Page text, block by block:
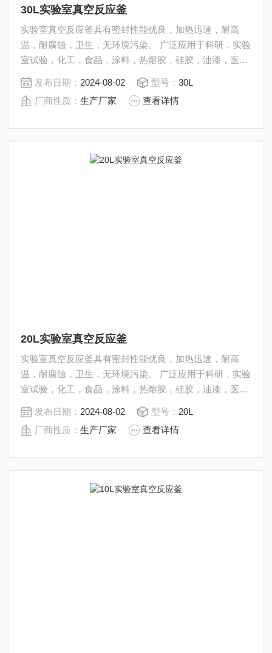
30L实验室真空反应釜
实验室真空反应釜具有密封性能优良，加热迅速，耐高
温，耐腐蚀，卫生，无环境污染。 广泛应用于科研，实验
室试验，化工，食品，涂料，热熔胶，硅胶，油漆，医
药，石油化工生产中的反应，蒸发，合成，聚合，皂化，
磺化，氯化，硝化等工艺过程的压力容器。 内表面采用镜
面抛光，确保卫生洁净*。 所有反应釜均可接受客户的个
发布日期： 2024-08-02 型号：30L
厂商性质：生产厂家 查看详情
20L实验室真空反应釜
实验室真空反应釜具有密封性能优良，加热迅速，耐高
温，耐腐蚀，卫生，无环境污染。 广泛应用于科研，实验
室试验，化工，食品，涂料，热熔胶，硅胶，油漆，医
药，石油化工生产中的反应，蒸发，合成，聚合，皂化，
磺化，氯化，硝化等工艺过程的压力容器。 内表面采用镜
面抛光，确保卫生洁净*。 所有反应釜均可接受客户的个
发布日期： 2024-08-02 型号： 20L
厂商性质：生产厂家 查看详情